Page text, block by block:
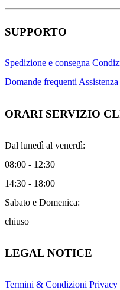
SUPPORTO
Spedizione e consegna
Domande frequenti
ORARI SERVIZIO
Dal lunedì al venerdì:
08:00 - 12:30
14:30 - 18:00
Sabato e Domenica:
chiuso
LEGAL NOTICE
Termini & Condizioni Privacy